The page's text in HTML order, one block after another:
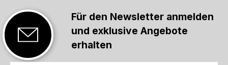
Für den Newsletter anmelden
und exklusive Angebote
erhalten